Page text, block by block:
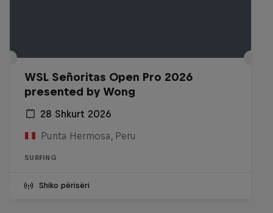
WSL Señoritas Open Pro 2026
presented by Wong
28 Shkurt 2026
Punta Hermosa, Peru
SURFING
Shiko përisëri